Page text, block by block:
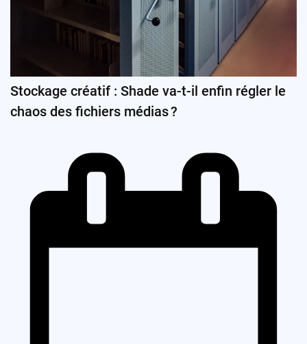
Stockage créatif : Shade va-t-il enfin régler le
chaos des fichiers médias ?